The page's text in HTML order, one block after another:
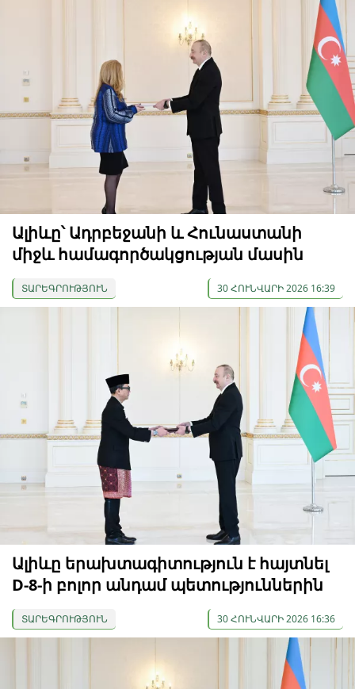
Ալիևը՝ Ադրբեջանի և Հունաստանի
միջև համագործակցության մասին
ՏԱՐԵԳՐՈՒԹՅՈՒՆ 30 ՀՈՒՆՎԱՐԻ 2026 16:39
Ալիևը երախտագիտություն է հայտնել
D-8-ի բոլոր անդամ պետություններին
ՏԱՐԵԳՐՈՒԹՅՈՒՆ 30 ՀՈՒՆՎԱՐԻ 2026 16:36